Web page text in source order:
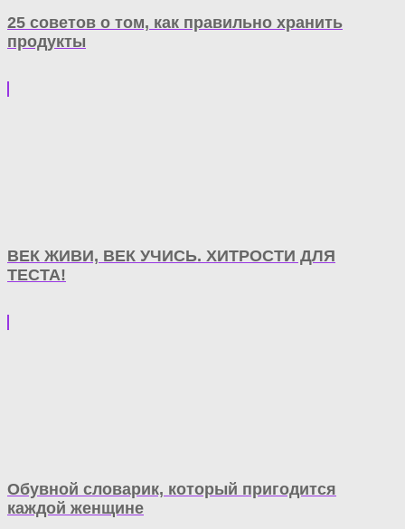
25 советов о том, как правильно хранить
продукты
ВЕК ЖИВИ, ВЕК УЧИСЬ. ХИТРОСТИ ДЛЯ
ТЕСТА!
Обувной словарик, который пригодится
каждой женщине